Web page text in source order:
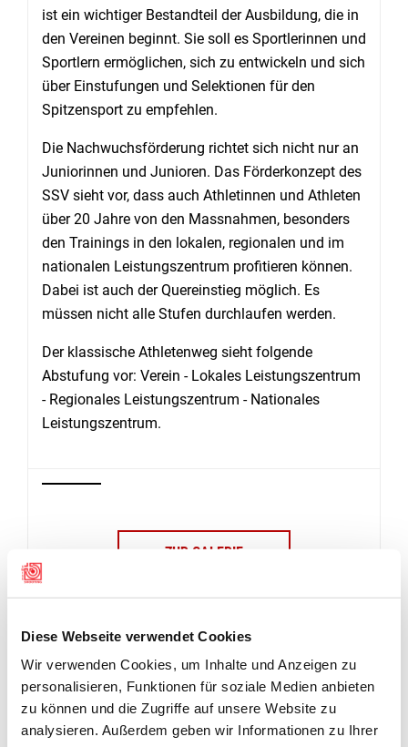
Diese Webseite verwendet Cookies
Wir verwenden Cookies, um Inhalte und Anzeigen zu
personalisieren, Funktionen für soziale Medien anbieten
zu können und die Zugriffe auf unsere Website zu
analysieren. Außerdem geben wir Informationen zu Ihrer
ist ein wichtiger Bestandteil der Ausbildung, die in
den Vereinen beginnt. Sie soll es Sportlerinnen und
Sportlern ermöglichen, sich zu entwickeln und sich
über Einstufungen und Selektionen für den
Spitzensport zu empfehlen.
Die Nachwuchsförderung richtet sich nicht nur an
Juniorinnen und Junioren. Das Förderkonzept des
SSV sieht vor, dass auch Athletinnen und Athleten
über 20 Jahre von den Massnahmen, besonders
den Trainings in den lokalen, regionalen und im
nationalen Leistungszentrum profitieren können.
Dabei ist auch der Quereinstieg möglich. Es
müssen nicht alle Stufen durchlaufen werden.
Der klassische Athletenweg sieht folgende
Abstufung vor: Verein - Lokales Leistungszentrum
- Regionales Leistungszentrum - Nationales
Leistungszentrum.
ZUR GALERIE
ERFOLGE DER JUNIORINNEN UND JUNIOREN